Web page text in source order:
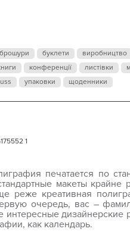
брошури буклети виробництво
конференції листівки
упаковки щоденники
печатается по
макеты крайне
реже креативная
очередь, вас –
интересные
как календарь.